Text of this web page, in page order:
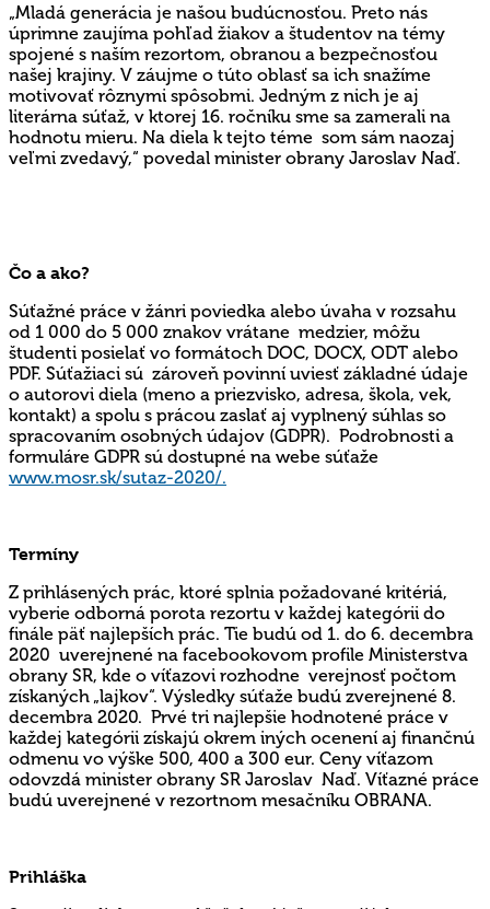
„Mladá generácia je našou budúcnosťou. Preto nás
úprimne zaujíma pohľad žiakov a študentov na témy
spojené s naším rezortom, obranou a bezpečnosťou
našej krajiny. V záujme o túto oblasť sa ich snažíme
motivovať rôznymi spôsobmi. Jedným z nich je aj
literárna súťaž, v ktorej 16. ročníku sme sa zamerali na
hodnotu mieru. Na diela k tejto téme som sám naozaj
veľmi zvedavý,“ povedal minister obrany Jaroslav Naď.
Čo a ako?
Súťažné práce v žánri poviedka alebo úvaha v rozsahu
od 1 000 do 5 000 znakov vrátane medzier, môžu
študenti posielať vo formátoch DOC, DOCX, ODT alebo
PDF. Súťažiaci sú zároveň povinní uviesť základné údaje
o autorovi diela (meno a priezvisko, adresa, škola, vek,
kontakt) a spolu s prácou zaslať aj vyplnený súhlas so
spracovaním osobných údajov (GDPR). Podrobnosti a
formuláre GDPR sú dostupné na webe súťaže
www.mosr.sk/sutaz-2020/.
Termíny
Z prihlásených prác, ktoré splnia požadované kritériá,
vyberie odborná porota rezortu v každej kategórii do
finále päť najlepších prác. Tie budú od 1. do 6. decembra
2020 uverejnené na facebookovom profile Ministerstva
obrany SR, kde o víťazovi rozhodne verejnosť počtom
získaných „lajkov“. Výsledky súťaže budú zverejnené 8.
decembra 2020. Prvé tri najlepšie hodnotené práce v
každej kategórii získajú okrem iných ocenení aj finančnú
odmenu vo výške 500, 400 a 300 eur. Ceny víťazom
odovzdá minister obrany SR Jaroslav Naď. Víťazné práce
budú uverejnené v rezortnom mesačníku OBRANA.
Prihláška